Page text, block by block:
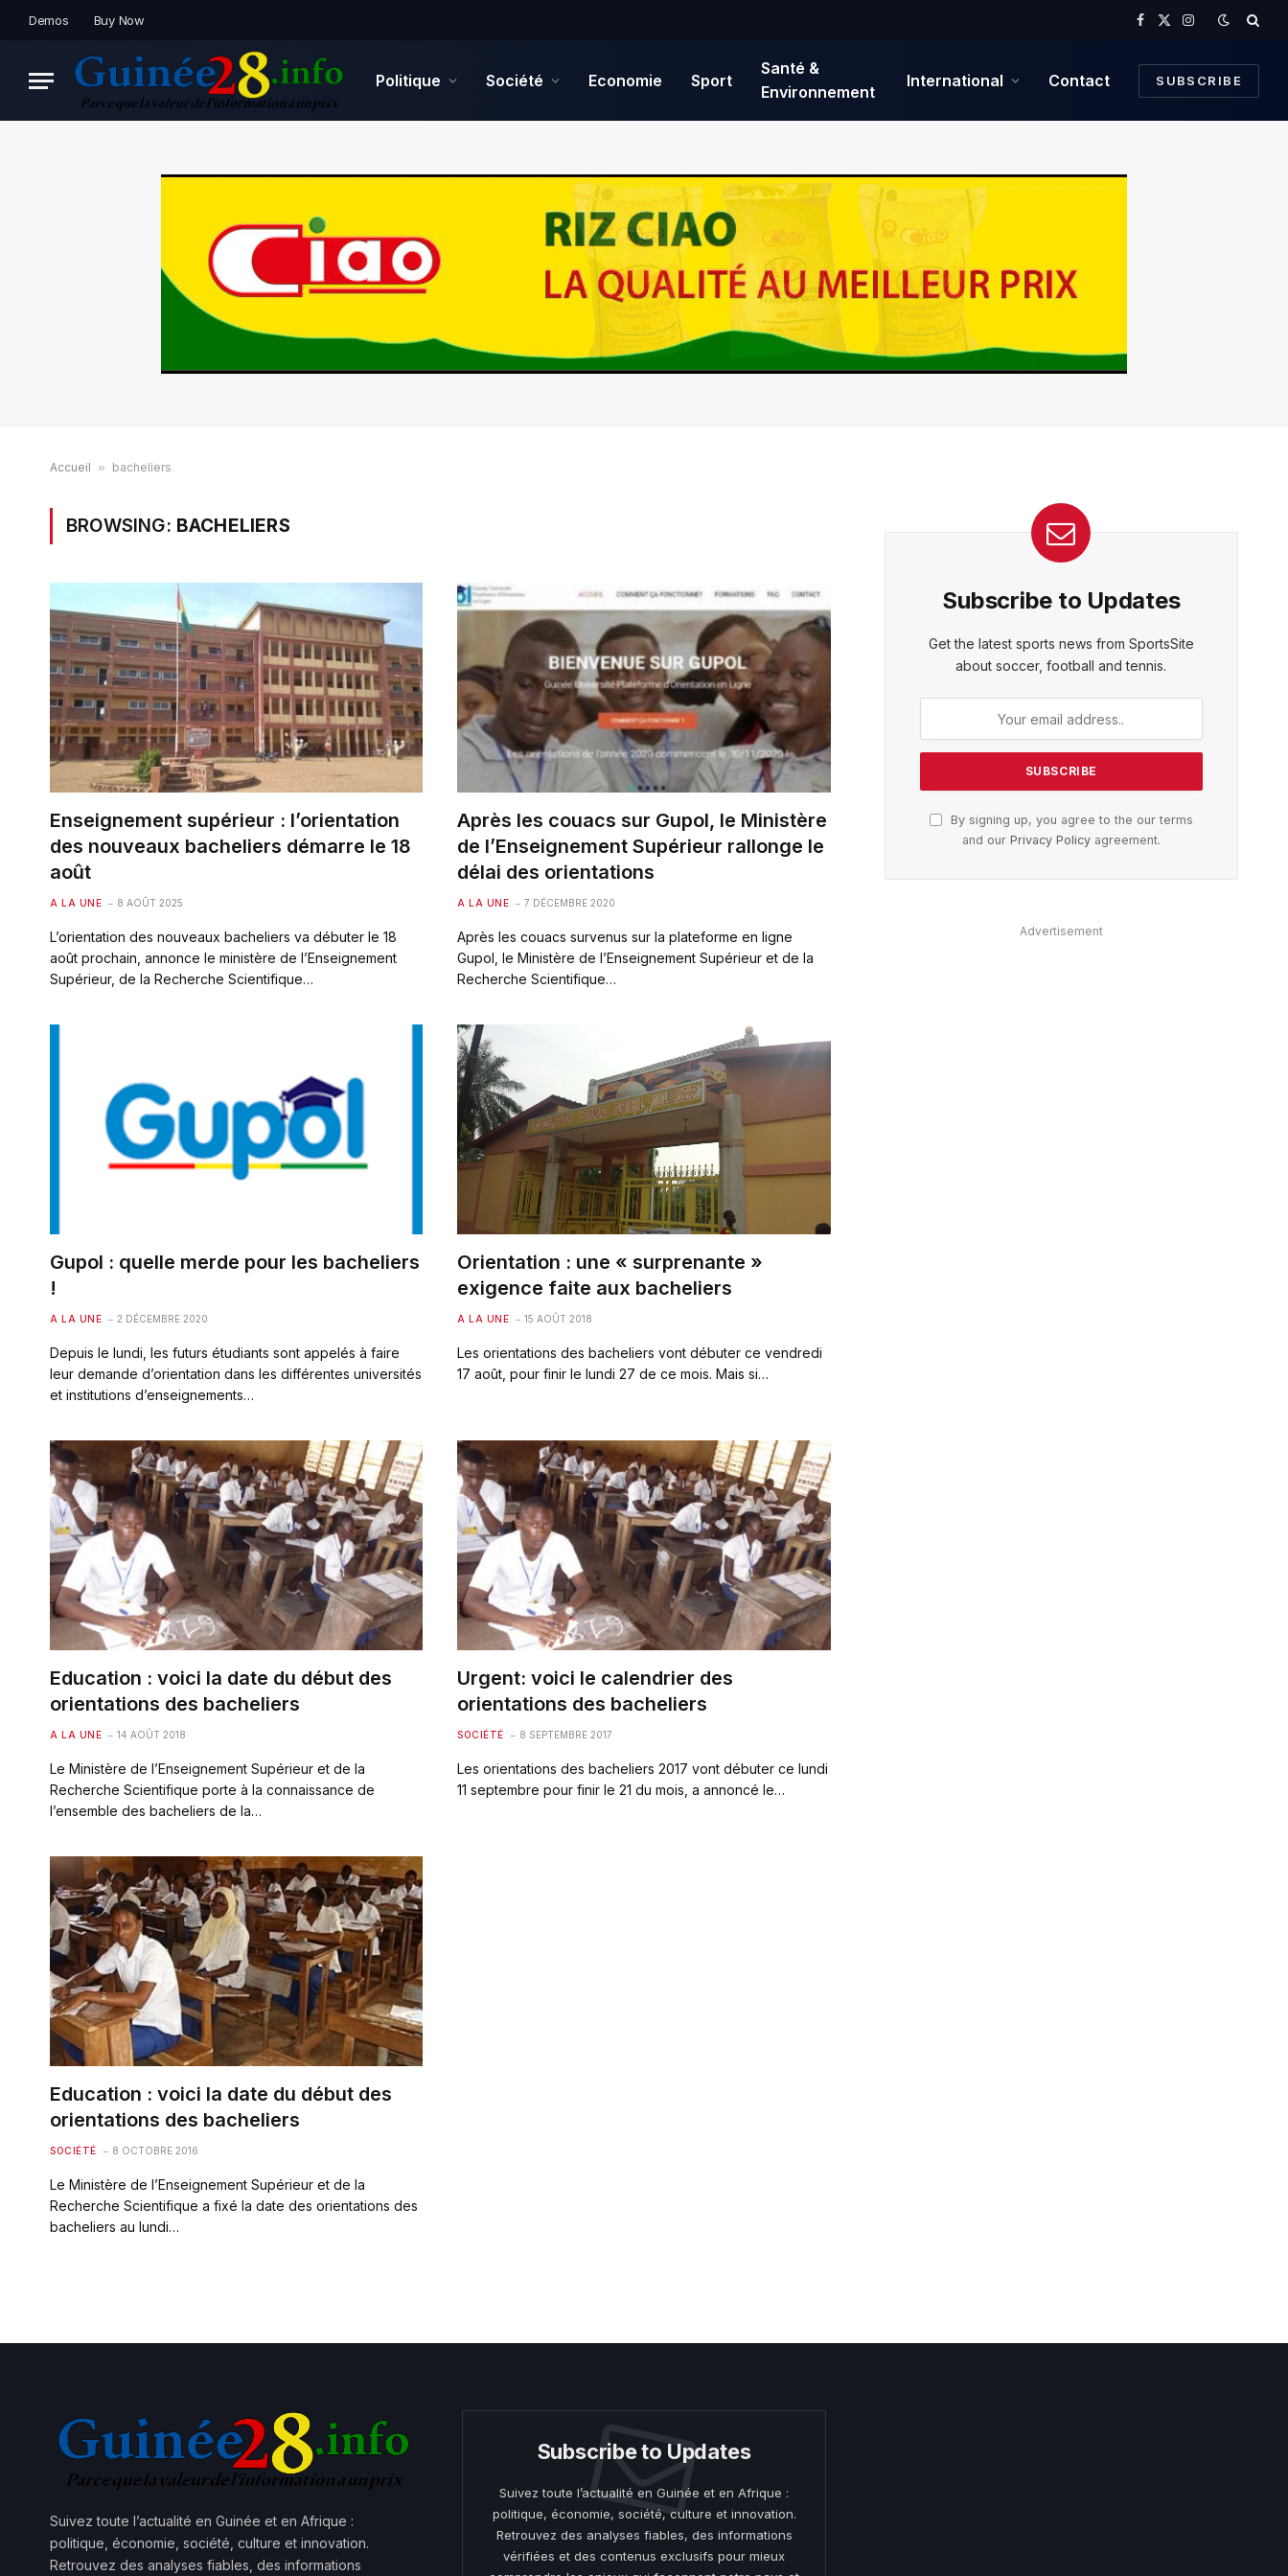
Demos Buy Now
Facebook
X
Instagram
Politique Société Economie Sport
Santé &
Environnement
International Contact SUBSCRIBE
Accueil » bacheliers
BROWSING: BACHELIERS
Enseignement supérieur : l’orientation
des nouveaux bacheliers démarre le 18
août
A LA UNE 8 AOÛT 2025
L’orientation des nouveaux bacheliers va débuter le 18
août prochain, annonce le ministère de l’Enseignement
Supérieur, de la Recherche Scientifique…
Après les couacs sur Gupol, le Ministère
de l’Enseignement Supérieur rallonge le
délai des orientations
A LA UNE 7 DÉCEMBRE 2020
Après les couacs survenus sur la plateforme en ligne
Gupol, le Ministère de l’Enseignement Supérieur et de la
Recherche Scientifique…
Gupol : quelle merde pour les bacheliers
!
A LA UNE 2 DÉCEMBRE 2020
Depuis le lundi, les futurs étudiants sont appelés à faire
leur demande d’orientation dans les différentes universités
et institutions d’enseignements…
Orientation : une « surprenante »
exigence faite aux bacheliers
A LA UNE 15 AOÛT 2018
Les orientations des bacheliers vont débuter ce vendredi
17 août, pour finir le lundi 27 de ce mois. Mais si…
Education : voici la date du début des
orientations des bacheliers
A LA UNE 14 AOÛT 2018
Le Ministère de l’Enseignement Supérieur et de la
Recherche Scientifique porte à la connaissance de
l’ensemble des bacheliers de la…
Urgent: voici le calendrier des
orientations des bacheliers
SOCIÉTÉ 8 SEPTEMBRE 2017
Les orientations des bacheliers 2017 vont débuter ce lundi
11 septembre pour finir le 21 du mois, a annoncé le…
Education : voici la date du début des
orientations des bacheliers
SOCIÉTÉ 8 OCTOBRE 2016
Le Ministère de l’Enseignement Supérieur et de la
Recherche Scientifique a fixé la date des orientations des
bacheliers au lundi…
Subscribe to Updates
Get the latest sports news from SportsSite
about soccer, football and tennis.
By signing up, you agree to the our terms
and our Privacy Policyagreement.
Advertisement
Suivez toute l’actualité en Guinée et en Afrique :
politique, économie, société, culture et innovation.
Retrouvez des analyses fiables, des informations
Subscribe to Updates
Suivez toute l’actualité en Guinée et en Afrique :
politique, économie, société, culture et innovation.
Retrouvez des analyses fiables, des informations
vérifiées et des contenus exclusifs pour mieux